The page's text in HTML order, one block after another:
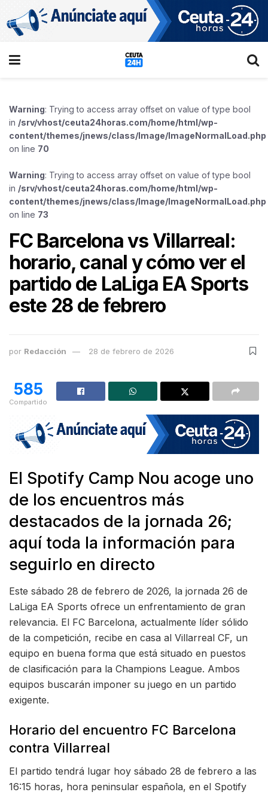
Warning: Trying to access array offset on value of type bool
in /srv/vhost/ceuta24horas.com/home/html/wp-
content/themes/jnews/class/Image/ImageNormalLoad.php
on line 70
Warning: Trying to access array offset on value of type bool
in /srv/vhost/ceuta24horas.com/home/html/wp-
content/themes/jnews/class/Image/ImageNormalLoad.php
on line 73
FC Barcelona vs Villarreal:
horario, canal y cómo ver el
partido de LaLiga EA Sports
este 28 de febrero
por Redacción 28 de febrero de 2026
585
Compartido
El Spotify Camp Nou acoge uno
de los encuentros más
destacados de la jornada 26;
aquí toda la información para
seguirlo en directo
Este sábado 28 de febrero de 2026, la jornada 26 de
LaLiga EA Sports ofrece un enfrentamiento de gran
relevancia. El FC Barcelona, actualmente líder sólido
de la competición, recibe en casa al Villarreal CF, un
equipo en buena forma que está situado en puestos
de clasificación para la Champions League. Ambos
equipos buscarán imponer su juego en un partido
exigente.
Horario del encuentro FC Barcelona
contra Villarreal
El partido tendrá lugar hoy sábado 28 de febrero a las
16:15 horas, hora peninsular española, en el Spotify